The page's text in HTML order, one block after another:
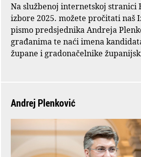
Na službenoj internetskoj stranici
izbore 2025. možete pročitati naš
pismo predsjednika Andreja
građanima te naći imena
župane i gradonačelnike
Andrej Plenković